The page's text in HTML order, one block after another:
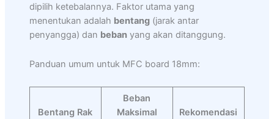
dipilih ketebalannya. Faktor utama yang
menentukan adalah bentang(jarak antar
penyangga) dan bebanyang akan ditanggung.
Panduan umum untuk MFC board 18mm:
Bentang Rak
Beban
Maksimal
Rekomendasi